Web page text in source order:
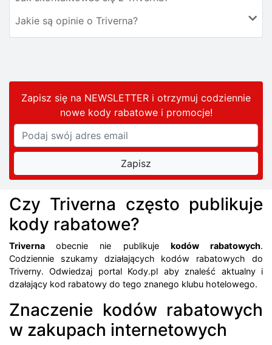
Jakie są opinie o Triverna?
Zapisz się na NEWSLETTER i otrzymuj codziennie
nowe kody rabatowei promocje!
Czy Triverna często publikuje
kody rabatowe?
Trivernaobecnie nie publikuje kodów rabatowych.
Codziennie szukamy działających kodów rabatowych do
Triverny. Odwiedzaj portal Kody.pl aby znaleść aktualny i
dzałający kod rabatowy do tego znanego klubu hotelowego.
Znaczenie kodów rabatowych
w zakupach internetowych